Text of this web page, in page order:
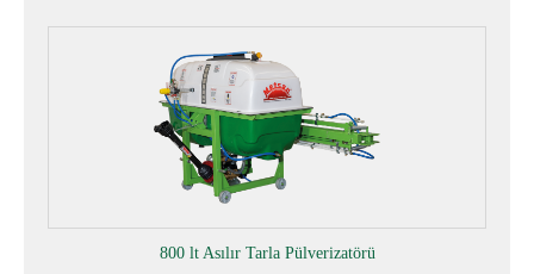
800 lt Asılır Tarla Pülverizatörü